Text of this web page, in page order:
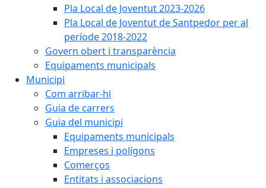
Pla Local de Joventut 2023-2026
Pla Local de Joventut de Santpedor per al
període 2018-2022
Govern obert i transparència
Equipaments municipals
Municipi
Com arribar-hi
Guia de carrers
Guia del municipi
Equipaments municipals
Empreses i polígons
Comerços
Entitats i associacions